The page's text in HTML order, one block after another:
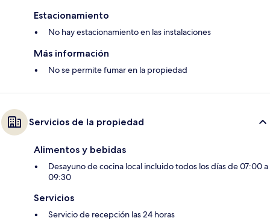
Estacionamiento
No hay estacionamiento en las instalaciones
Más información
No se permite fumar en la propiedad
Servicios de la propiedad
Alimentos y bebidas
Desayuno de cocina local incluido todos los días de 07:00 a
09:30
Servicios
Servicio de recepción las 24 horas